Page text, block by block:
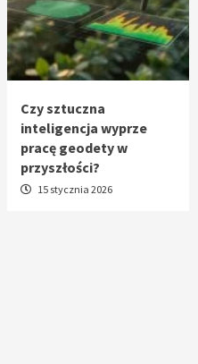
Czy sztuczna
inteligencja wyprze
pracę geodety w
przyszłości?
15 stycznia 2026